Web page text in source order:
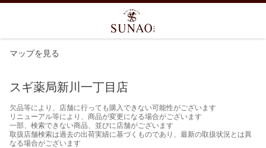
マップを見る
スギ薬局新川一丁目店
欠品等により、店舗に行っても購入できない可能性がございます
リニューアル等により、商品が変更になる場合がございます
一部、検索できない商品、並びに店舗がございます
取扱店舗検索は過去の出荷実績に基づくものであり、最新の取扱状況とは異
なる場合がございます